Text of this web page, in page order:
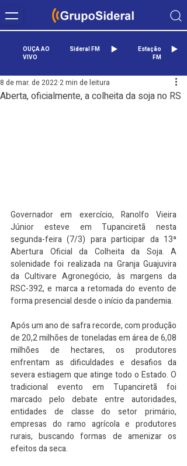
OUÇA AO
VIVO
Sideral FM
Estação
FM
Aberta, oficialmente, a colheita da soja no RS
8 de mar. de 20222 min de leitura
Governador em exercício, Ranolfo Vieira
Júnior esteve em Tupanciretã nesta
segunda-feira (7/3) para participar da 13ª
Abertura Oficial da Colheita da Soja. A
solenidade foi realizada na Granja Guajuvira
da Cultivare Agronegócio, às margens da
RSC-392, e marca a retomada do evento de
forma presencial desde o início da pandemia.
Após um ano de safra recorde, com produção
de 20,2 milhões de toneladas em área de 6,08
milhões de hectares, os produtores
enfrentam as dificuldades e desafios da
severa estiagem que atinge todo o Estado. O
tradicional evento em Tupanciretã foi
marcado pelo debate entre autoridades,
entidades de classe do setor primário,
empresas do ramo agrícola e produtores
rurais, buscando formas de amenizar os
efeitos da seca.